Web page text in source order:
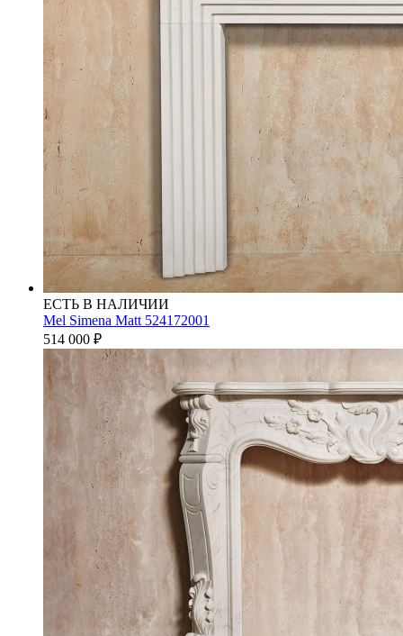
ЕСТЬ В НАЛИЧИИ
Mel Simena Matt 524172001
514 000 ₽